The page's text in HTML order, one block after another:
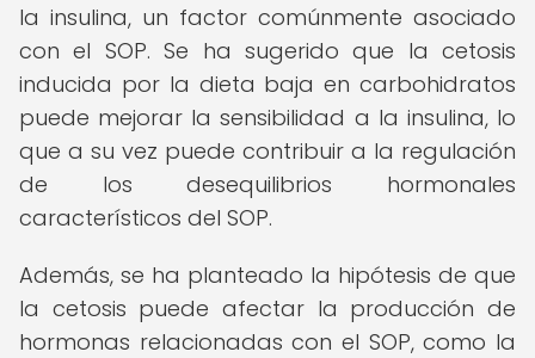
la insulina, un factor comúnmente asociado
con el SOP. Se ha sugerido que la cetosis
inducida por la dieta baja en carbohidratos
puede mejorar la sensibilidad a la insulina, lo
que a su vez puede contribuir a la regulación
de los desequilibrios hormonales
característicos del SOP.
Además, se ha planteado la hipótesis de que
la cetosis puede afectar la producción de
hormonas relacionadas con el SOP, como la